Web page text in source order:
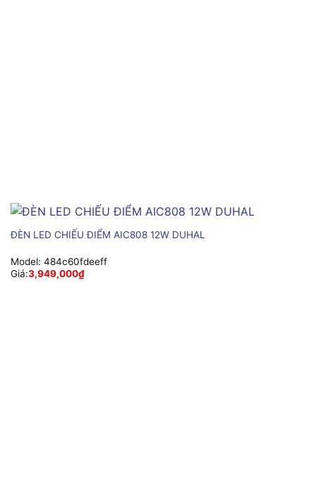
ĐÈN LED CHIẾU ĐIỂM AIC808 12W DUHAL
Model: 484c60fdeeff
Giá:3,949,000₫